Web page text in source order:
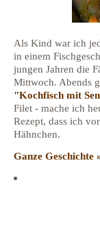
Als Kind war ich
in einem
jungen Jahren die
Mittwoch. Abends
"Kochfisch mit
Filet - mache ich
Rezept, dass ich
Hähnchen.
Ganze Geschichte